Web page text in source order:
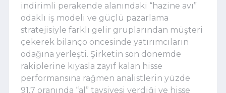
indirimli perakende alanındaki “hazine avı”
odaklı iş modeli ve güçlü pazarlama
stratejisiyle farklı gelir gruplarından müşteri
çekerek bilanço öncesinde yatırımcıların
odağına yerleşti. Şirketin son dönemde
rakiplerine kıyasla zayıf kalan hisse
performansına rağmen analistlerin yüzde
91,7 oranında “al” tavsiyesi verdiği ve hisse